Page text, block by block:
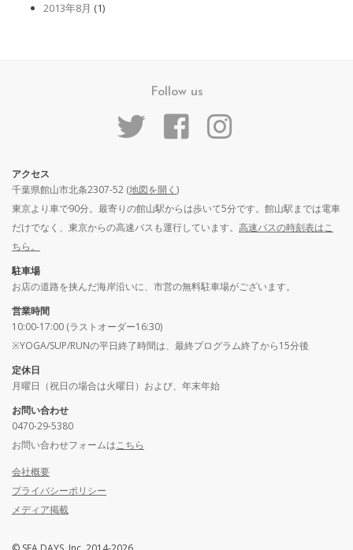
2013年8月 (1)
Follow us
アクセス
千葉県館山市北条2307-52 (地図を開く )
東京より車で90分。最寄りの館山駅からは歩いて5分です。館山駅までは電車
だけでなく、東京からの高速バスも運行しています。 高速バスの時刻表はこ
ちら。
駐車場
お店の道路を挟んだ海岸沿いに、市営の無料駐車場がございます。
営業時間
10:00-17:00 (ラストオーダー16:30)
※YOGA/SUP/RUNの平日終了時間は、最終プログラム終了から15分後
定休日
月曜日（祝日の場合は火曜日）および、年末年始
お問い合わせ
0470-29-5380
お問い合わせフォームはこちら
会社概要
プライバシーポリシー
メディア掲載